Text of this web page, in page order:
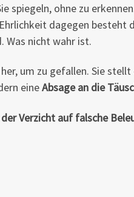
spiegeln, ohne zu
dagegen besteht
Was nicht wahr ist.
um zu gefallen. Sie stellt
eineAbsage an die
Verzicht auf falsche